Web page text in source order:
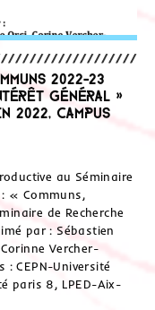
2022-23
Général »
Campus
au Séminaire
« Communs,
de Recherche
par : Sébastien
Vercher-
: CEPN-Université
paris 8, LPED-Aix-